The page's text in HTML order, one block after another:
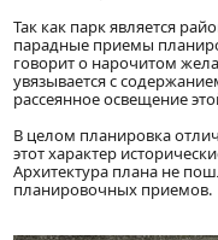
Так как парк является
парадные приемы
говорит о нарочитом
увязывается с
рассеянное освещение
В целом планировка
этот характер
Архитектура плана не
планировочных приемов.